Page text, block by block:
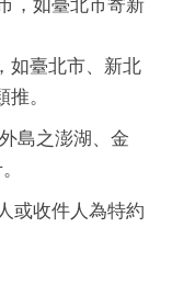
如臺北市、新北
。
島之澎湖、金
或收件人為特約